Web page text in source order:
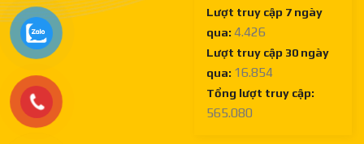
Lượt truy cập 7 ngày
qua: 4.426
Lượt truy cập 30 ngày
qua: 16.854
Tổng lượt truy cập:
565.080